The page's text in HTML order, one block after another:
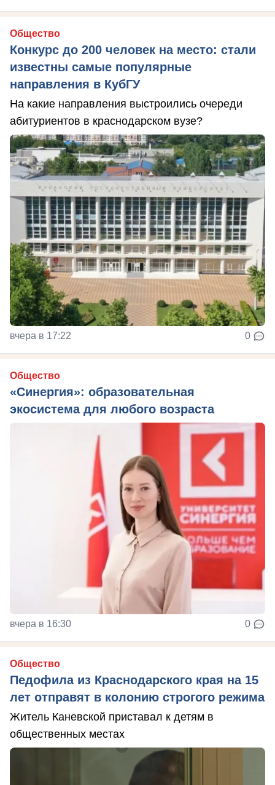
Общество
Конкурс до 200 человек на место: стали
известны самые популярные
направления в КубГУ
На какие направления выстроились очереди
абитуриентов в краснодарском вузе?
вчера в 17:22 0
Общество
«Синергия»: образовательная
экосистема для любого возраста
вчера в 16:30 0
Общество
Педофила из Краснодарского края на 15
лет отправят в колонию строгого режима
Житель Каневской приставал к детям в
общественных местах